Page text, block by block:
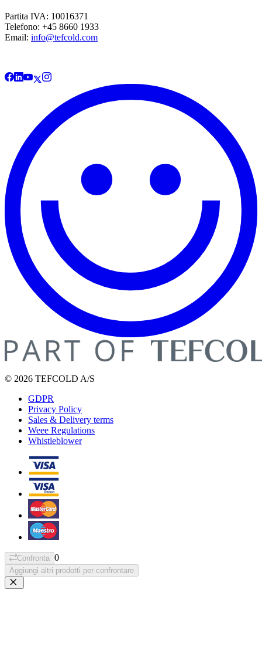
Partita IVA: 10016371
Telefono: +45 8660 1933
Email: info@tefcold.com
© 2026 TEFCOLD A/S
GDPR
Privacy Policy
Sales & Delivery terms
Weee Regulations
Whistleblower
Confronta 0
Aggiungi altri prodotti per confrontare